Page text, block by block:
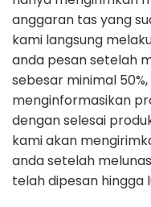
anggaran tas yang
kami langsung
anda pesan setelah
sebesar minimal
menginformasikan
dengan selesai
kami akan
anda setelah
telah dipesan hingga